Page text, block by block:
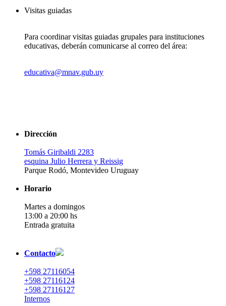
Visitas guiadas
Para coordinar visitas guiadas grupales para instituciones
educativas, deberán comunicarse al correo del área:
educativa@mnav.gub.uy
Dirección
Tomás Giribaldi 2283
esquina Julio Herrera y Reissig
Parque Rodó, Montevideo Uruguay
Horario
Martes a domingos
13:00 a 20:00 hs
Entrada gratuita
Contacto
+598 27116054
+598 27116124
+598 27116127
Internos